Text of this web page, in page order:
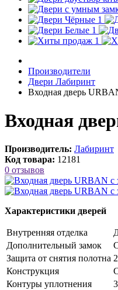
Производители
Двери Лабиринт
Входная дверь
Входная
Производитель: Лабиринт
Код товара: 12181
0 отзывов
Характеристики дверей
Внутренняя отделка
Дополнительный замок
Защита от снятия полотна
Конструкция
Контуры уплотнения